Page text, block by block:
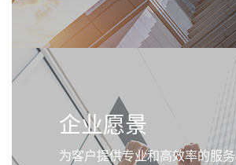
企业愿景
为客户提供专业和高效率的服务